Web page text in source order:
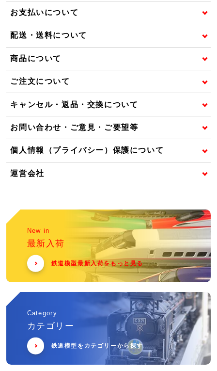
お支払いについて
配送・送料について
商品について
ご注文について
キャンセル・返品・交換について
お問い合わせ・ご意見・ご要望等
個人情報（プライバシー）保護について
運営会社
New in
最新入荷
鉄道模型最新入荷をもっと見る
Category
カテゴリー
鉄道模型をカテゴリーから探す